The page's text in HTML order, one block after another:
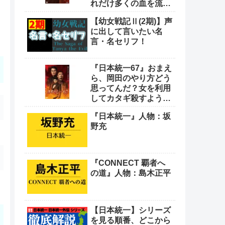
れだけ多くの血を流し
や！
【幼女戦記Ⅱ(2期)】声
に出して言いたい名
言・名セリフ！
『日本統一67』おまえ
ら、岡田のやり方どう
思ってんだ？女を利用
してカタギ殺すような
『日本統一』人物：坂
野充
『CONNECT 覇者へ
の道』人物：島木正平
【日本統一】シリーズ
を見る順番、どこから